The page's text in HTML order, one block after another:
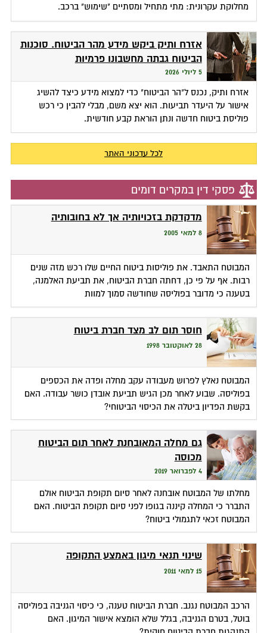
מחלוקת עקרונית: מתי מתחיל ומסתיים "שימוש" ברכב.
אזרח ותיק ביקש מידע מהר הביטוח. סוכנות
הביטוח גבתה מחשבונו פרמיות
5 ליולי 2026
אזרח ותיק, נכנס ל"הר הביטוח" כדי למצוא מידע כיצד להשיג
אישור על היעדר תביעות. הוא יצא משם, מבלי להבין כי רכש
פוליסת ביטוח חדשה ונתן הוראת קבע חודשית.
לכל עדכוני האתר
פסקי דין במקרים דומים
מדקדקת בזכויותיה אך לא בחובותיה
8 למאי 2005
המבוטח התאבד. את פוליסות ביטוח החיים שלו רכש מזה שנים
רבות. אף על פי כן, דחתה חברת הביטוח, את תביעת האלמנה,
בטענה כי מדובר בפוליסה שחודשה סמוך למוות
חוסר תום לב מצד חברת ביטוח
28 לאוקטובר 1998
המבוטח נאלץ לפרוש מעבודה עקב מחלה ופדה את הכספים
בפוליסה. שבוע לאחר מכן הגיש תביעת אובדן כושר עבודה. האם
בקשת הפדיון ביטלה את הכיסוי הביטוחי?
גם מחלה המאובחנת לאחר תום הביטוח
מכוסה
4 לפברואר 2019
מחלתו של המבוטח אובחנה לאחר סיום תקופת הביטוח אולם
התברר כי המחלה קיננה בגופו לפני סיום תקופת הביטוח. האם
המבוטח זכאי לתגמולי ביטוח?
שינוי תנאי מיגון באמצע התקופה
15 למאי 2011
הרכב המבוטח נגנב. חברת הביטוח טענה, כי כיסוי הגניבה בפוליסה
בוטל, בטרם הגניבה, בגלל שלא הומצא אישור המיגון. האם